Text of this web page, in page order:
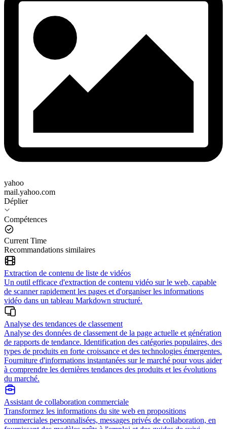
yahoo
mail.yahoo.com
Déplier
Compétences
Current Time
Recommandations similaires
Extraction de contenu de liste de vidéos
Un outil efficace d'extraction de contenu vidéo sur le web, capable
de scanner rapidement les pages et d'organiser les informations
vidéo dans un tableau Markdown structuré.
Analyse des tendances de classement
Analyse des données de classement de la page actuelle et génération
de rapports de tendance. Identification des catégories populaires, des
types de produits en forte croissance et des technologies émergentes.
Fourniture d'informations instantanées sur le marché pour vous aider
à comprendre les dernières tendances des produits et les évolutions
du marché.
Assistant de collaboration commerciale
Transformez les informations du site web en propositions
commerciales personnalisées, messages privés de collaboration, en